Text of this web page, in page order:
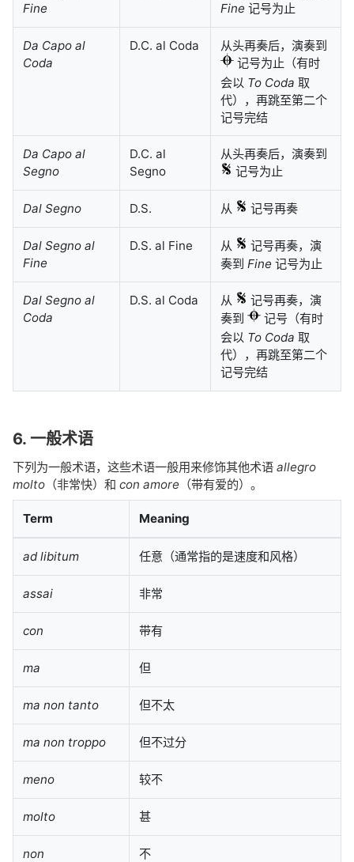
Fine
Fine 记号为止
Da Capo al
Coda
D.C. al Coda
从头再奏后，演奏到
记号为止（有时
会以 To Coda 取
代），再跳至第二个
记号完结
Da Capo al
Segno
D.C. al
Segno
从头再奏后，演奏到
记号为止
Dal Segno D.S. 从 记号再奏
Dal Segno al
Fine
D.S. al Fine 从
记号再奏，演
奏到 Fine 记号为止
Dal Segno al
Coda
D.S. al Coda 从
记号再奏，演
奏到
记号（有时
会以 To Coda 取
代），再跳至第二个
记号完结
6. 一般术语
下列为一般术语，这些术语一般用来修饰其他术语 allegro
molto （非常快）和 con amore （带有爱的）。
Term Meaning
ad libitum 任意（通常指的是速度和风格）
assai 非常
con 带有
ma 但
ma non tanto 但不太
ma non troppo 但不过分
meno 较不
molto 甚
non 不